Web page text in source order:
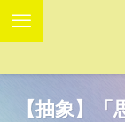
【抽象】